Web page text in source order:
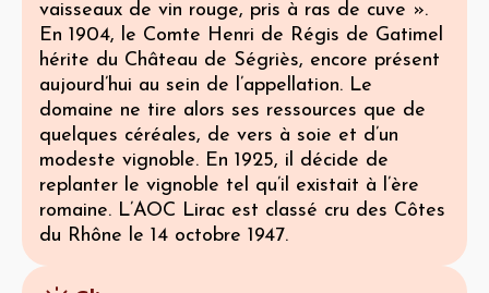
vaisseaux de vin rouge, pris à ras de cuve ».
En 1904, le Comte Henri de Régis de Gatimel
hérite du Château de Ségriès, encore présent
aujourd’hui au sein de l’appellation. Le
domaine ne tire alors ses ressources que de
quelques céréales, de vers à soie et d’un
modeste vignoble. En 1925, il décide de
replanter le vignoble tel qu’il existait à l’ère
romaine. L’AOC Lirac est classé cru des Côtes
du Rhône le 14 octobre 1947.